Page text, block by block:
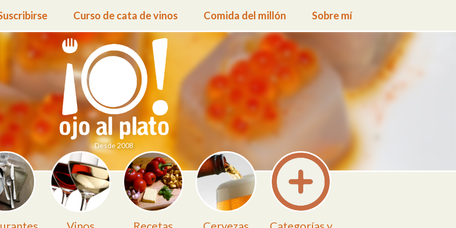
Curso de cata de vinos Comida del millón Sobre mí
Desde 2008